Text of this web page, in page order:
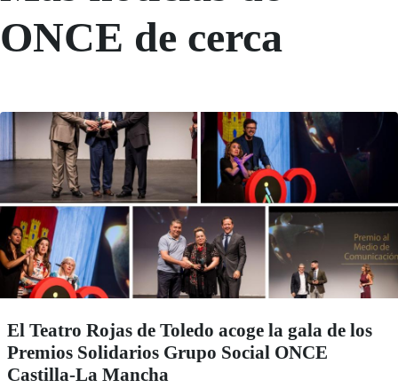
ONCE de cerca
El Teatro Rojas de Toledo acoge la gala de los
Premios Solidarios Grupo Social ONCE
Castilla-La Mancha